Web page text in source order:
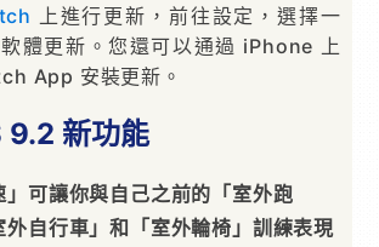
上進行更新，前往設定，選擇一
體更新。您還可以通過 iPhone 上
App 安裝更新。
新功能
」可讓你與自己之前的「室外跑
外自行車」和「室外輪椅」訓練表現